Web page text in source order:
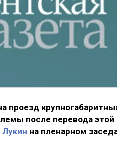
проезд
после перевода
Лукин на пленарном